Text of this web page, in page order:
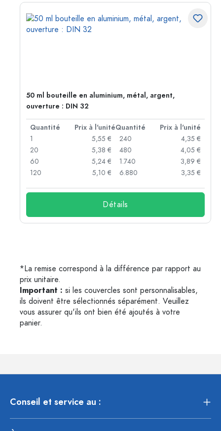
50 ml bouteille en aluminium, métal, argent,
ouverture : DIN 32
Quantité Prix à l'unitéQuantité
Prix à l'unité
1
5,55 €
20
5,38 €
60
5,24 €
120
5,10 €
240
4,35 €
480
4,05 €
1.740
3,89 €
6.880
3,35 €
Détails
*La remise correspond à la différence par rapport au
prix unitaire.
Important : si les couvercles sont personnalisables,
ils doivent être sélectionnés séparément. Veuillez
vous assurer qu'ils ont bien été ajoutés à votre
panier.
Conseil et service au :